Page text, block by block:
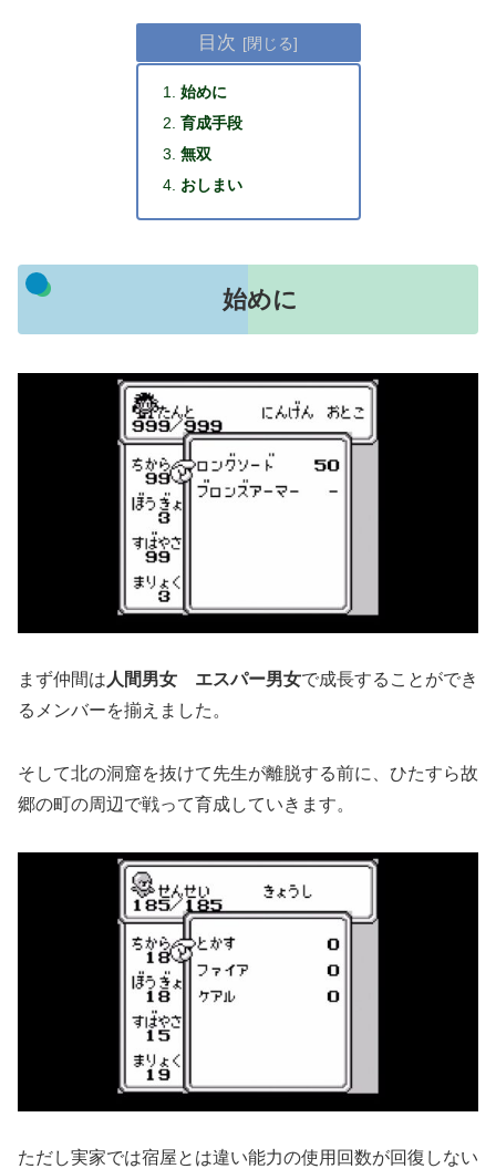
目次
始めに
育成手段
無双
おしまい
始めに
まず仲間は 人間男女 エスパー男女で成長することができ
るメンバーを揃えました。
そして北の洞窟を抜けて先生が離脱する前に、ひたすら故
郷の町の周辺で戦って育成していきます。
ただし実家では宿屋とは違い能力の使用回数が回復しない